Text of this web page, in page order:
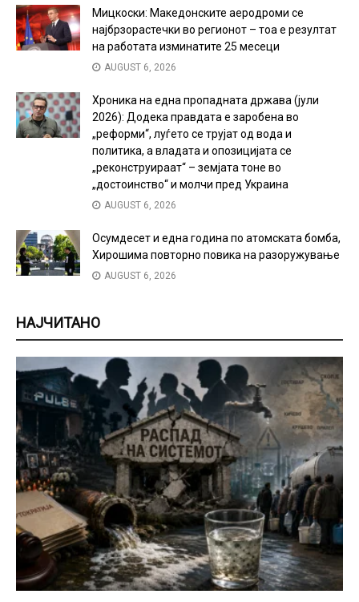
Мицкоски: Македонските аеродроми се
најбрзорастечки во регионот – тоа е резултат
на работата изминатите 25 месеци
AUGUST 6, 2026
Хроника на една пропадната држава (јули
2026): Додека правдата е заробена во
„реформи“, луѓето се трујат од вода и
политика, а владата и опозицијата се
„реконструираат“ – земјата тоне во
„достоинство“ и молчи пред Украина
AUGUST 6, 2026
Осумдесет и една година по атомската бомба,
Хирошима повторно повика на разоружување
AUGUST 6, 2026
НАЈЧИТАНО